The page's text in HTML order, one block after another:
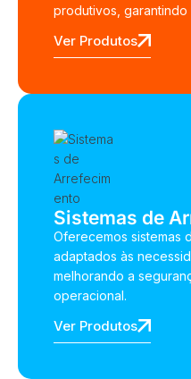
produtivos,
Ver Produtos
Sistemas de
Oferecemos sistemas
adaptados às
melhorando a
operacional.
Ver Produtos